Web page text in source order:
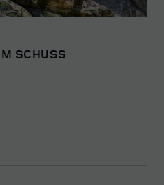
SCHUSS